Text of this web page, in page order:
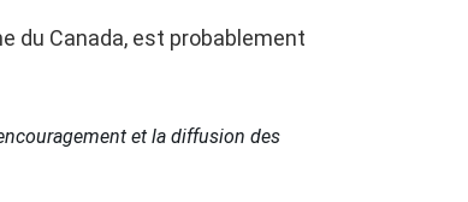
du Canada, est probablement
et la diffusion des